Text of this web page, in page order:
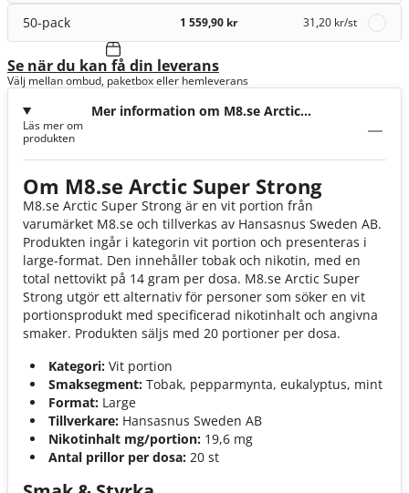
50-pack 1 559,90 kr 31,20 kr/st
Se när du kan få din leverans
Välj mellan ombud, paketbox eller hemleverans
Mer information om M8.se Arctic
Läs mer om
produkten
Om M8.se Arctic Super Strong
M8.se Arctic Super Strong är en vit portion från
varumärket M8.se och tillverkas av Hansasnus Sweden AB.
Produkten ingår i kategorin vit portion och presenteras i
large-format. Den innehåller tobak och nikotin, med en
total nettovikt på 14 gram per dosa. M8.se Arctic Super
Strong utgör ett alternativ för personer som söker en vit
portionsprodukt med specificerad nikotinhalt och angivna
smaker. Produkten säljs med 20 portioner per dosa.
Kategori: Vit portion
Smaksegment: Tobak, pepparmynta, eukalyptus, mint
Format: Large
Tillverkare: Hansasnus Sweden AB
Nikotinhalt mg/portion: 19,6 mg
Antal prillor per dosa: 20 st